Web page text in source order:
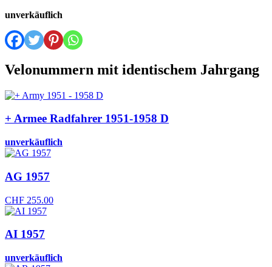
unverkäuflich
Velonummern mit identischem Jahrgang
+ Armee Radfahrer 1951-1958 D
unverkäuflich
AG 1957
CHF 255.00
AI 1957
unverkäuflich